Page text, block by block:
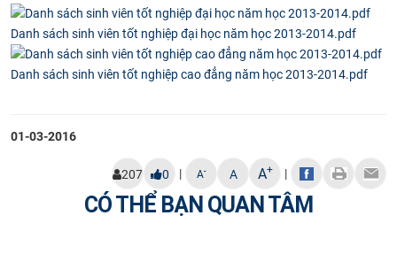
ĐÀO TẠO
ĐẢM BẢO CHẤT LƯỢNG
HTQT
CỰU NGƯỜI HỌC
Danh sách sinh viên tốt nghiệp đại học năm học 2013-2014.pdf
Danh sách sinh viên tốt nghiệp cao đẳng năm học 2013-2014.pdf
01-03-2016
207 0 | A- A A+ |
CÓ THỂ BẠN QUAN TÂM